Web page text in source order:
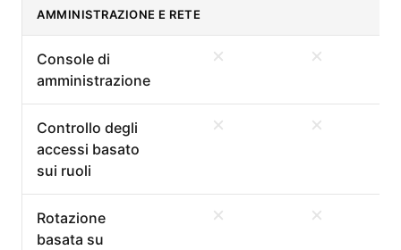
AMMINISTRAZIONE E RETE
Console di
amministrazione
Controllo degli
accessi basato
sui ruoli
Rotazione
basata su